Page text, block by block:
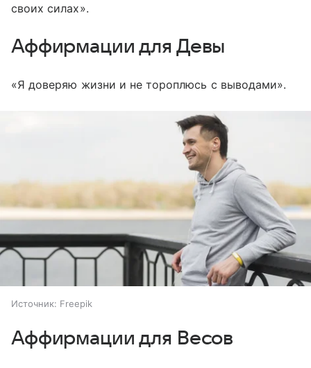
своих силах».
Аффирмации для Девы
«Я доверяю жизни и не тороплюсь с выводами».
Источник: Freepik
Аффирмации для Весов